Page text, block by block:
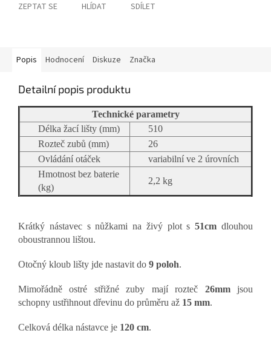
ZEPTAT SE HLÍDAT SDÍLET
Popis Hodnocení Diskuze Značka
Detailní popis produktu
Technické parametry
Délka žací lišty (mm)
510
Rozteč zubů (mm)
26
Ovládání otáček
variabilní ve 2 úrovních
Hmotnost bez baterie
(kg)
2,2 kg
Krátký nástavec s nůžkami na živý plot s51cm dlouhou
oboustrannou lištou.
Otočný kloub lišty jde nastavit do 9 poloh.
Mimořádně ostré střižné zuby mají rozteč 26mmjsou
schopny ustřihnout dřevinu do průměru až 15 mm.
Celková délka nástavce je 120 cm.